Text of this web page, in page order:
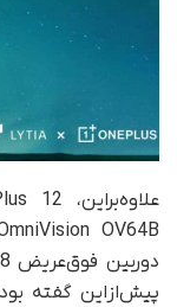
پیش‌ازاین گفته